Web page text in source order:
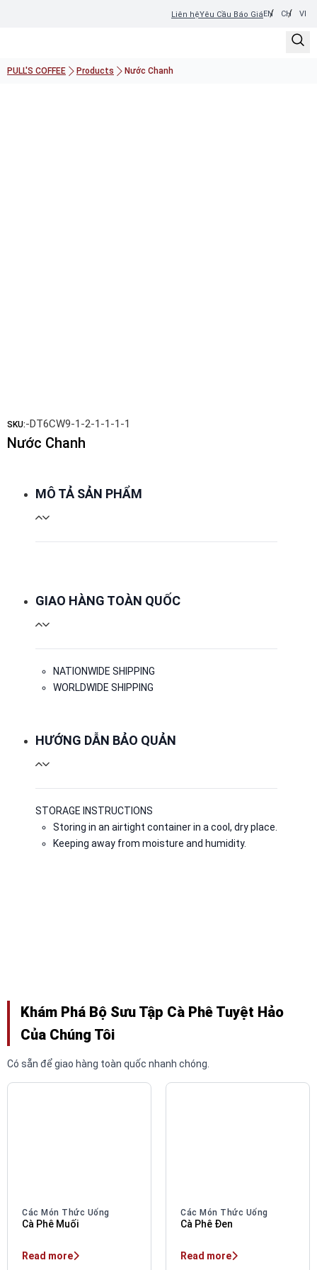
Liên hệYêu Cầu Báo GiáEN CH VI
PULL'S COFFEE Products Nước Chanh
SKU:-DT6CW9-1-2-1-1-1-1
Nước Chanh
MÔ TẢ SẢN PHẨM
GIAO HÀNG TOÀN QUỐC
NATIONWIDE SHIPPING
WORLDWIDE SHIPPING
HƯỚNG DẪN BẢO QUẢN
STORAGE INSTRUCTIONS
Storing in an airtight container in a cool, dry place.
Keeping away from moisture and humidity.
Khám Phá Bộ Sưu Tập Cà Phê Tuyệt Hảo
Của Chúng Tôi
Có sẵn để giao hàng toàn quốc nhanh chóng.
Các Món Thức Uống
Cà Phê Muối
Read more
Các Món Thức Uống
Cà Phê Đen
Read more